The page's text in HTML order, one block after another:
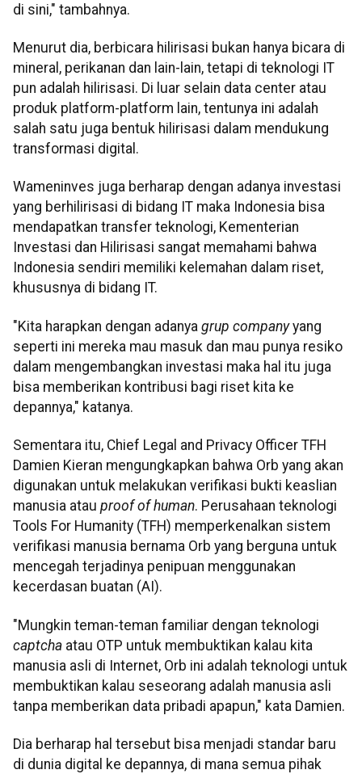
di sini," tambahnya.
Menurut dia, berbicara hilirisasi bukan hanya bicara di
mineral, perikanan dan lain-lain, tetapi di teknologi IT
pun adalah hilirisasi. Di luar selain data center atau
produk platform-platform lain, tentunya ini adalah
salah satu juga bentuk hilirisasi dalam mendukung
transformasi digital.
Wameninves juga berharap dengan adanya investasi
yang berhilirisasi di bidang IT maka Indonesia bisa
mendapatkan transfer teknologi, Kementerian
Investasi dan Hilirisasi sangat memahami bahwa
Indonesia sendiri memiliki kelemahan dalam riset,
khususnya di bidang IT.
"Kita harapkan dengan adanya grup companyyang
seperti ini mereka mau masuk dan mau punya resiko
dalam mengembangkan investasi maka hal itu juga
bisa memberikan kontribusi bagi riset kita ke
depannya," katanya.
Sementara itu, Chief Legal and Privacy Officer TFH
Damien Kieran mengungkapkan bahwa Orb yang akan
digunakan untuk melakukan verifikasi bukti keaslian
manusia atau proof of human. Perusahaan teknologi
Tools For Humanity (TFH) memperkenalkan sistem
verifikasi manusia bernama Orb yang berguna untuk
mencegah terjadinya penipuan menggunakan
kecerdasan buatan (AI).
"Mungkin teman-teman familiar dengan teknologi
captcha atau OTP untuk membuktikan kalau kita
manusia asli di Internet, Orb ini adalah teknologi untuk
membuktikan kalau seseorang adalah manusia asli
tanpa memberikan data pribadi apapun," kata Damien.
Dia berharap hal tersebut bisa menjadi standar baru
di dunia digital ke depannya, di mana semua pihak